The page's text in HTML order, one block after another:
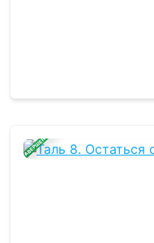
ЗАВЕРШЕНА